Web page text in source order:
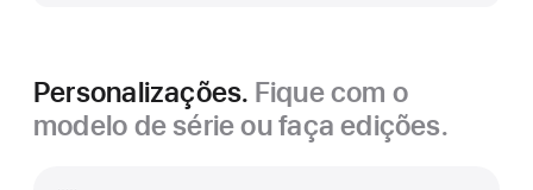
Personalizações. Fique com o
modelo de série ou faça edições.